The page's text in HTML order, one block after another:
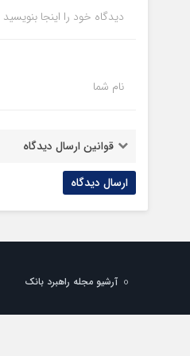
دیدگاه خود را اینجا بنویسید
نام شما
قوانین ارسال دیدگاه
آرشیو مجله راهبرد بانک